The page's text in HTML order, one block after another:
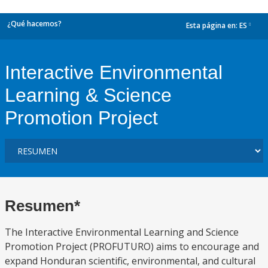
¿Qué hacemos? Esta página en: ES
Interactive Environmental
Learning & Science
Promotion Project
Resumen*
The Interactive Environmental Learning and Science
Promotion Project (PROFUTURO) aims to encourage and
expand Honduran scientific, environmental, and cultural